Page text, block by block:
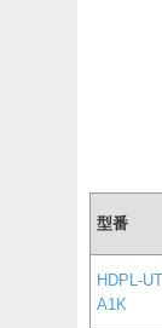
型番
HDPL-UT
A1K